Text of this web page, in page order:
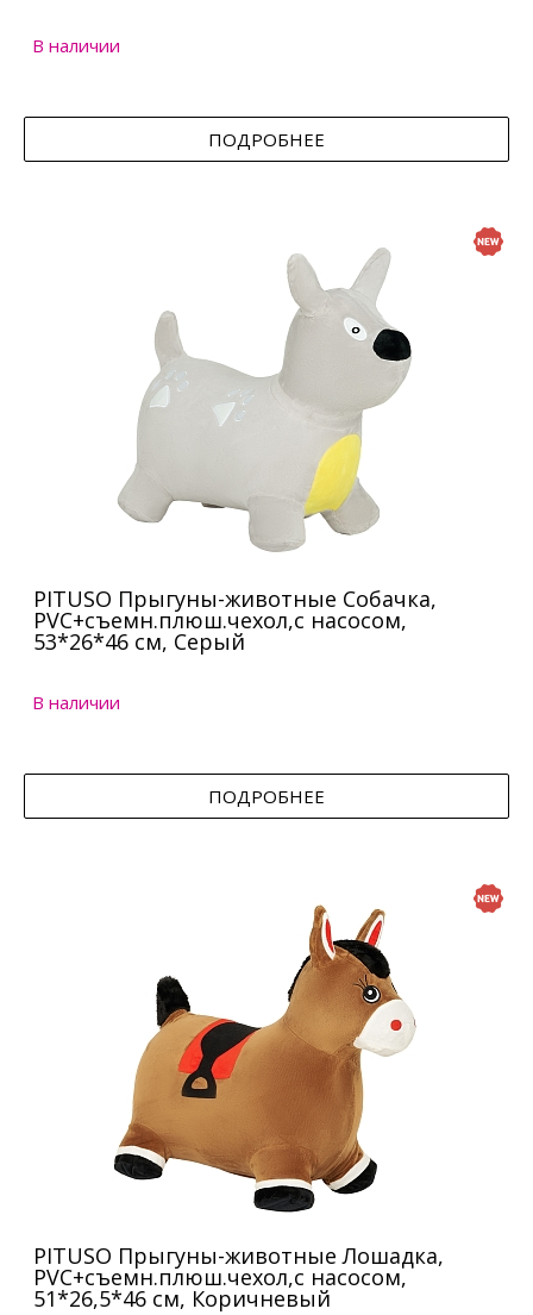
В наличии
ПОДРОБНЕЕ
PITUSO Прыгуны-животные Собачка,
PVC+съемн.плюш.чехол,с насосом,
53*26*46 см, Серый
В наличии
ПОДРОБНЕЕ
PITUSO Прыгуны-животные Лошадка,
PVC+съемн.плюш.чехол,с насосом,
51*26,5*46 см, Коричневый